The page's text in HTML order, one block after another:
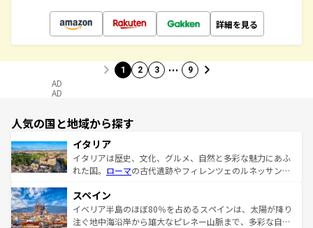
詳細を見る
1 2 3 … 9
AD
AD
人気の国と地域から探す
イタリア
イタリアは歴史、文化、グルメ、自然と多彩な魅力にあふ
れた国。 ローマの古代遺跡やフィレンツェのルネッサンス
ろん、トスカーナの美しい田園風景やアマルフィ海岸の絶
景など、自然景観も見逃せない。観光の合間には、本場の
ピザやパスタなど、絶品のイタリア料理を堪能することも
スペイン
イベリア半島のほぼ80％を占めるスペインは、太陽が降り
注ぐ地中海沿岸から雄大なピレネー山脈まで、多彩な自然